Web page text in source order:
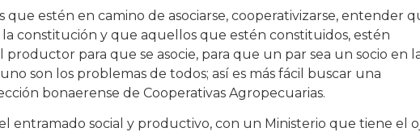
que estén en camino de asociarse, cooperativizarse, entender
constitución y que aquellos que estén constituidos, estén
para que se asocie, para que un par sea un socio en
son los problemas de todos; así es más fácil buscar una
bonaerense de Cooperativas Agropecuarias.
entramado social y productivo, con un Ministerio que tiene el